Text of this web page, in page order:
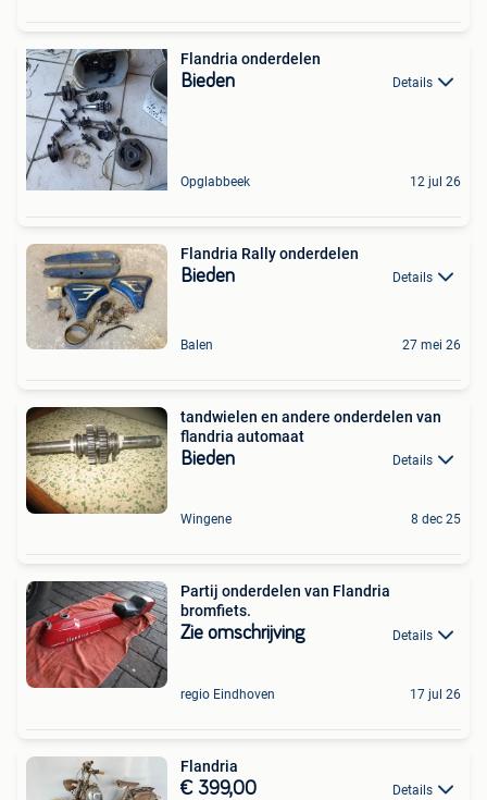
Flandria onderdelen
Bieden Details
Opglabbeek 12 jul 26
Flandria Rally onderdelen
Bieden Details
Balen 27 mei 26
tandwielen en andere onderdelen van
flandria automaat
Bieden Details
Wingene 8 dec 25
Partij onderdelen van Flandria
bromfiets.
Zie omschrijving Details
regio Eindhoven 17 jul 26
Flandria
€ 399,00 Details